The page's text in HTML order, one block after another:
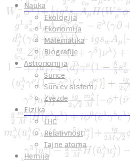
Nauka
Ekologija
Ekonomija
Matematika
Biografije
Astronomija
Sunce
Sunčev sistem
Zvezde
Fizika
LHC
Relativnost
Tajne atoma
Hemija